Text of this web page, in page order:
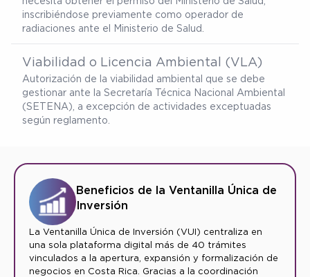
inscribiéndose previamente como operador de
radiaciones ante el Ministerio de Salud.
Viabilidad o Licencia Ambiental (VLA)
Autorización de la viabilidad ambiental que se debe
gestionar ante la Secretaría Técnica Nacional Ambiental
(SETENA), a excepción de actividades exceptuadas
según reglamento.
Beneficios de la Ventanilla Única de
Inversión
La Ventanilla Única de Inversión (VUI) centraliza en
una sola plataforma digital más de 40 trámites
vinculados a la apertura, expansión y formalización de
negocios en Costa Rica. Gracias a la coordinación